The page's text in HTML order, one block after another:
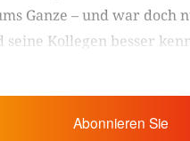
Ganze – und war doch
Kollegen besser
Abonnieren Sie